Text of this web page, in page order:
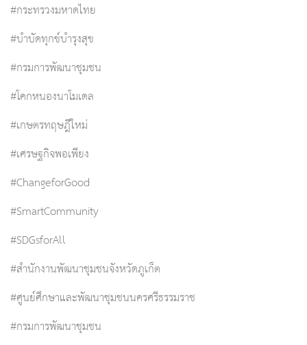
#กระทรวงมหาดไทย
#บำบัดทุกข์บำรุงสุข
#กรมการพัฒนาชุมชน
#โคกหนองนาโมเดล
#เกษตรทฤษฎีใหม่
#เศรษฐกิจพอเพียง
#ChangeforGood
#SmartCommunity
#SDGsforAll
#สำนักงานพัฒนาชุมชนจังหวัดภูเก็ต
#ศูนย์ศึกษาและพัฒนาชุมชนนครศรีธรรมราช
#กรมการพัฒนาชุมชน